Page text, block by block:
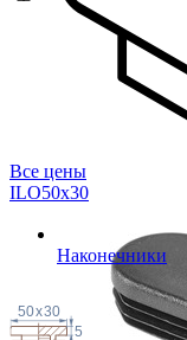
Наконечники
Все цены
ILO50x30
5
30
x
50